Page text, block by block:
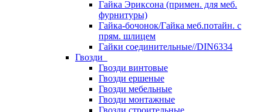
Гайка Эриксона (примен. для меб.
фурнитуры)
Гайка-бочонок/Гайка меб.потайн. с
прям. шлицем
Гайки соединительные//DIN6334
Гвозди
Гвозди винтовые
Гвозди ершеные
Гвозди мебельные
Гвозди монтажные
Гвозди строительные